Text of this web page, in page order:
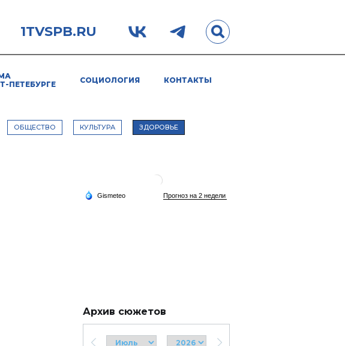
1TVSPB.RU
ПЕТЕБУРГЕ
СОЦИОЛОГИЯ КОНТАКТЫ
ОБЩЕСТВО КУЛЬТУРА ЗДОРОВЬЕ
Архив сюжетов